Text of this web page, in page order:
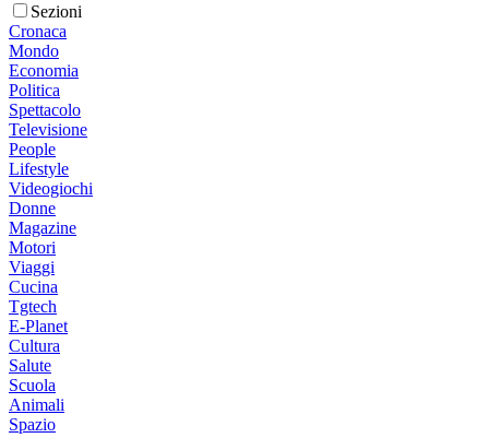
Sezioni
Cronaca
Mondo
Economia
Politica
Spettacolo
Televisione
People
Lifestyle
Videogiochi
Donne
Magazine
Motori
Viaggi
Cucina
Tgtech
E-Planet
Cultura
Salute
Scuola
Animali
Spazio